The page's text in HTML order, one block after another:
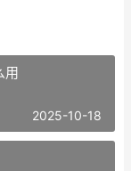
用
2025-10-18